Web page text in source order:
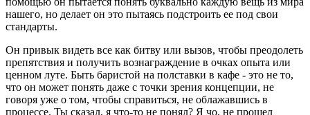
нашего, но делает он это пытаясь подстроить ее под свои
стандарты.
Он привык видеть все как битву или вызов, чтобы преодолеть
препятствия и получить вознаграждение в очках опыта или
ценном луте. Быть баристой на полставки в кафе - это не то,
что он может понять даже с точки зрения концепции, не
говоря уже о том, чтобы справиться, не облажавшись в
процессе. Ты сказал, я что-то не понял? Я чо, не прошел